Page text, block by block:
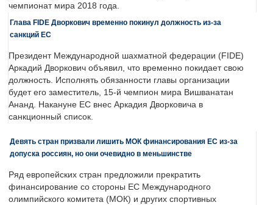
чемпионат мира 2018 года.
Глава FIDE Дворкович временно покинул должность из-за
санкций ЕС
Президент Международной шахматной федерации (FIDE)
Аркадий Дворкович объявил, что временно покидает свою
должность. Исполнять обязанности главы организации
будет его заместитель, 15-й чемпион мира Вишванатан
Ананд. Накануне ЕС внес Аркадия Дворковича в
санкционный список.
Девять стран призвали лишить МОК финансирования ЕС из-за
допуска россиян, но они очевидно в меньшинстве
Ряд европейских стран предложили прекратить
финансирование со стороны ЕС Международного
олимпийского комитета (МОК) и других спортивных